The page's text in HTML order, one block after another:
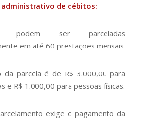
de débitos:
podem ser parceladas
em até 60 prestações mensais.
da parcela é de R$ 3.000,00 para
e R$ 1.000,00 para pessoas físicas.
exige o pagamento da